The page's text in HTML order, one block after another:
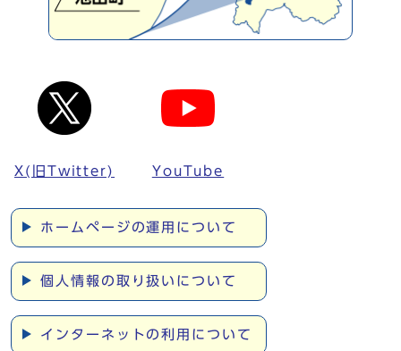
X(旧Twitter) YouTube
ホームページの運用について
個人情報の取り扱いについて
インターネットの利用について